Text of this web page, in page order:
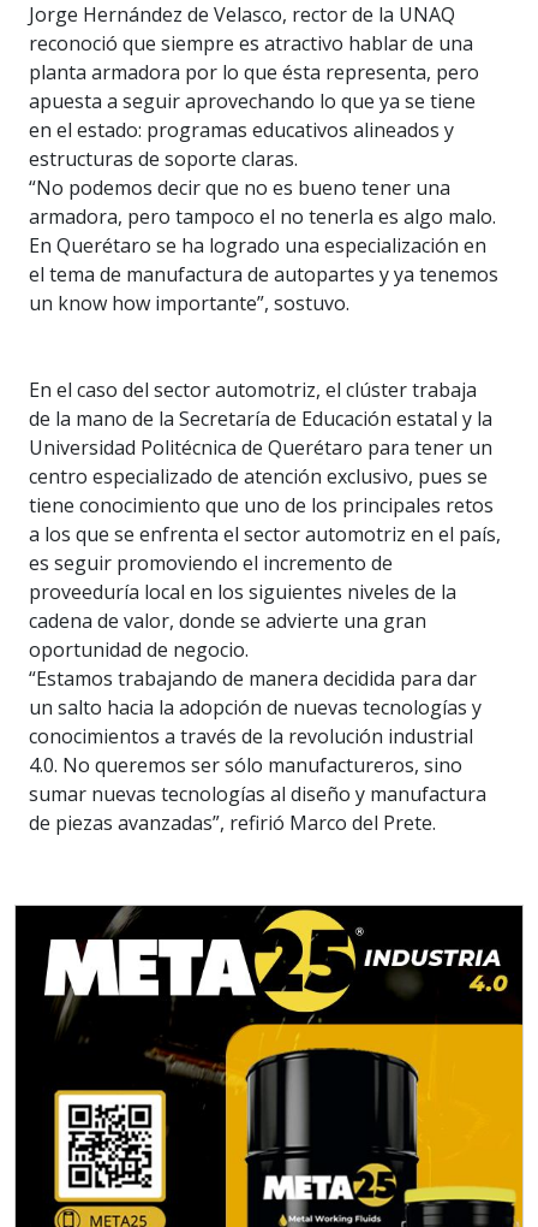
Jorge Hernández de Velasco, rector de la UNAQ
reconoció que siempre es atractivo hablar de una
planta armadora por lo que ésta representa, pero
apuesta a seguir aprovechando lo que ya se tiene
en el estado: programas educativos alineados y
estructuras de soporte claras.
“No podemos decir que no es bueno tener una
armadora, pero tampoco el no tenerla es algo malo.
En Querétaro se ha logrado una especialización en
el tema de manufactura de autopartes y ya tenemos
un know how importante”, sostuvo.
En el caso del sector automotriz, el clúster trabaja
de la mano de la Secretaría de Educación estatal y la
Universidad Politécnica de Querétaro para tener un
centro especializado de atención exclusivo, pues se
tiene conocimiento que uno de los principales retos
a los que se enfrenta el sector automotriz en el país,
es seguir promoviendo el incremento de
proveeduría local en los siguientes niveles de la
cadena de valor, donde se advierte una gran
oportunidad de negocio.
“Estamos trabajando de manera decidida para dar
un salto hacia la adopción de nuevas tecnologías y
conocimientos a través de la revolución industrial
4.0. No queremos ser sólo manufactureros, sino
sumar nuevas tecnologías al diseño y manufactura
de piezas avanzadas”, refirió Marco del Prete.